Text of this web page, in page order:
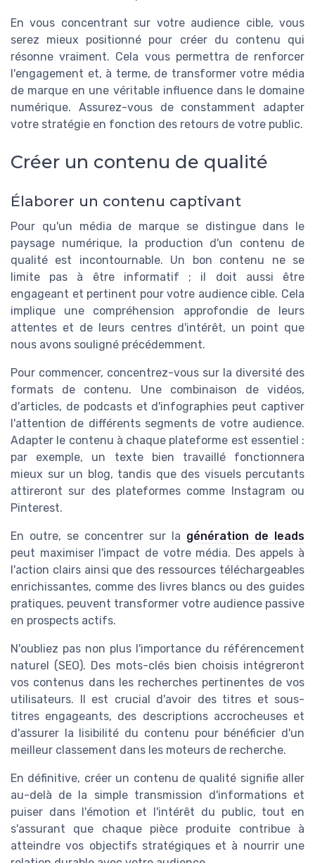
En vous concentrant sur votre audience cible, vous
serez mieux positionné pour créer du contenu qui
résonne vraiment. Cela vous permettra de renforcer
l'engagement et, à terme, de transformer votre média
de marque en une véritable influence dans le domaine
numérique. Assurez-vous de constamment adapter
votre stratégie en fonction des retours de votre public.
Créer un contenu de qualité
Élaborer un contenu captivant
Pour qu'un média de marque se distingue dans le
paysage numérique, la production d'un contenu de
qualité est incontournable. Un bon contenu ne se
limite pas à être informatif ; il doit aussi être
engageant et pertinent pour votre audience cible. Cela
implique une compréhension approfondie de leurs
attentes et de leurs centres d'intérêt, un point que
nous avons souligné précédemment.
Pour commencer, concentrez-vous sur la diversité des
formats de contenu. Une combinaison de vidéos,
d'articles, de podcasts et d'infographies peut captiver
l'attention de différents segments de votre audience.
Adapter le contenu à chaque plateforme est essentiel :
par exemple, un texte bien travaillé fonctionnera
mieux sur un blog, tandis que des visuels percutants
attireront sur des plateformes comme Instagram ou
Pinterest.
En outre, se concentrer sur la génération de leads
peut maximiser l'impact de votre média. Des appels à
l'action clairs ainsi que des ressources téléchargeables
enrichissantes, comme des livres blancs ou des guides
pratiques, peuvent transformer votre audience passive
en prospects actifs.
N'oubliez pas non plus l'importance du référencement
naturel (SEO). Des mots-clés bien choisis intégreront
vos contenus dans les recherches pertinentes de vos
utilisateurs. Il est crucial d'avoir des titres et sous-
titres engageants, des descriptions accrocheuses et
d'assurer la lisibilité du contenu pour bénéficier d'un
meilleur classement dans les moteurs de recherche.
En définitive, créer un contenu de qualité signifie aller
au-delà de la simple transmission d'informations et
puiser dans l'émotion et l'intérêt du public, tout en
s'assurant que chaque pièce produite contribue à
atteindre vos objectifs stratégiques et à nourrir une